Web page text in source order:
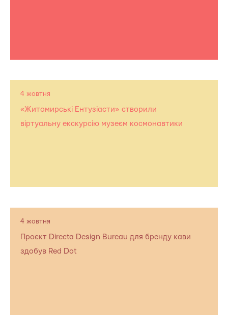
4 жовтня
«Житомирські Ентузіасти» створили
віртуальну екскурсію музеєм космонавтики
4 жовтня
Проєкт Directa Design Bureau для бренду кави
здобув Red Dot